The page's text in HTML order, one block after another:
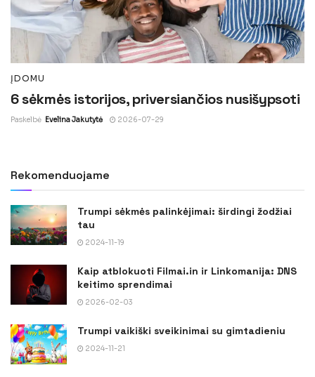
ĮDOMU
6 sėkmės istorijos, priversiančios nusišypsoti
Paskelbė Evelina Jakutytė 2026-07-29
Rekomenduojame
Trumpi sėkmės palinkėjimai: širdingi žodžiai
tau
2024-11-19
Kaip atblokuoti Filmai.in ir Linkomanija: DNS
keitimo sprendimai
2026-02-03
Trumpi vaikiški sveikinimai su gimtadieniu
2024-11-21